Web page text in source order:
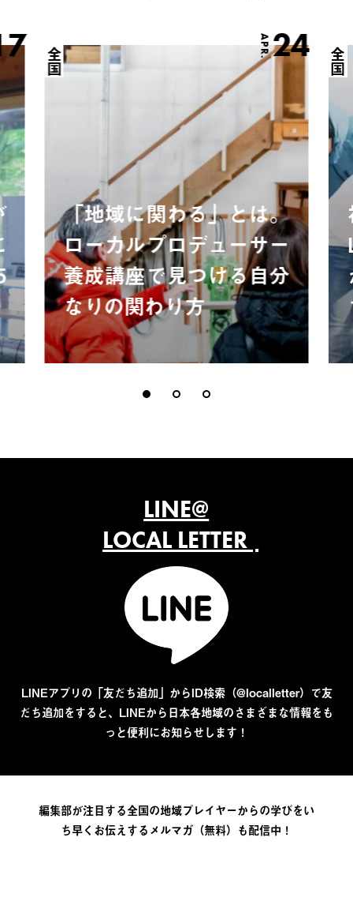
APR.24
全国
「地域に関わる」とは。
ローカルプロデューサー
養成講座で見つける自分
なりの関わり方
全国
LINE@
LOCAL LETTER
LINEアプリの「友だち追加」からID検索（@localletter）で友
だち追加をすると、LINEから日本各地域のさまざまな情報をも
っと便利にお知らせします！
編集部が注目する全国の地域プレイヤーからの学びをい
ち早くお伝えするメルマガ（無料）も配信中！